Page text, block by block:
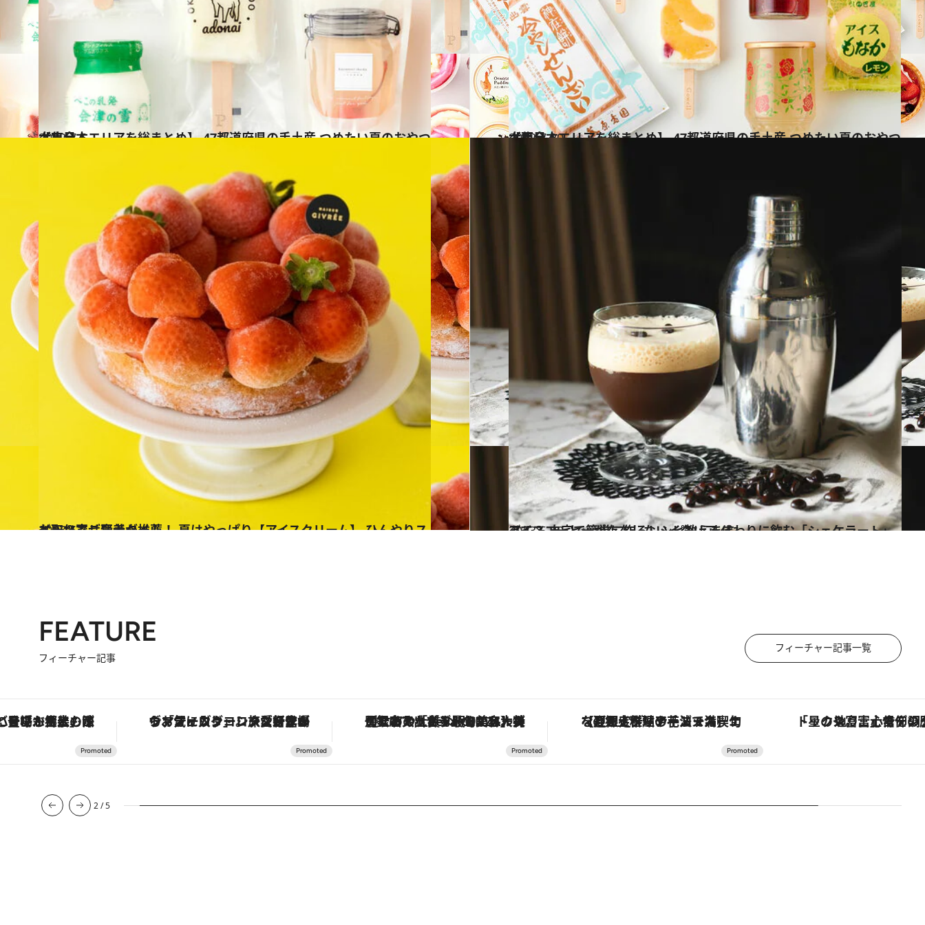
2022.7.6
【東日本エリアを総まとめ】 47都道府県の手土産 つめたい夏のおやつ大集合！
グルメ 2022.7.20
【西日本エリアを総まとめ】 47都道府県の手土産 つめたい夏のおやつ大集合！
グルメ
2023.6.7
お取り寄せ賢者が推薦！ 夏はやっぱり【アイスクリーム】 ひんやりスイーツでご褒美タイム
グルメ 2023.5.30
アイスコーヒーが存在しないイタリア 代わりに飲む「シェケラート」って？ 自宅で簡単に作るレシピ教えます
グルメ
FEATURE
フィーチャー記事
フィーチャー記事一覧
ヴァシュロン・コンスタンタン「オーヴァーシーズ・オートマティック」。旅愛好家のお気に入りコレクションから、ジェンダーレスな新作が登場 【銀座で出合う最旬美容】美髪ケアや上質な眠り…セルフケアのアップデートから、特別な名入れギフトまで。大人のための「ReFa GINZA」クルーズ 【夏限定ディナーコース】旬を迎える稚鮎や花ズッキーニなどをイタリア・トスカーナの郷土料理の手法で満喫！ 「星のや富士」でデジタルデトックス。冨士信仰の歴史を辿り、心身を調える。 「土佐和ハーブかき氷」がOMO7高知に登場！生姜、山椒
3/5